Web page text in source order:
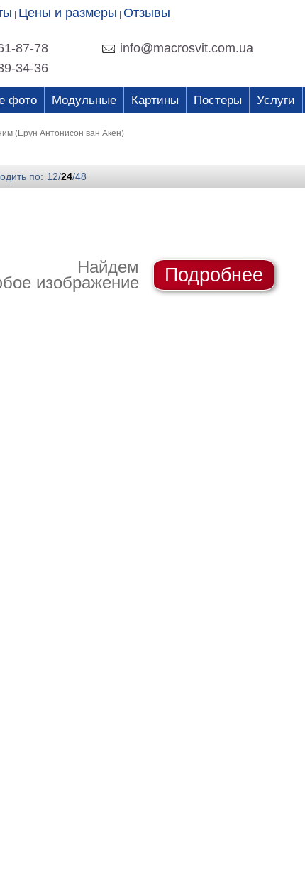
Цены и размеры Отзывы
87-78
info@macrosvit.com.ua
34-36
фото Модульные Картины Постеры Услуги
(Ерун Антонисон ван Акен)
по: 12/24/48
Найдем
изображение
Подробнее